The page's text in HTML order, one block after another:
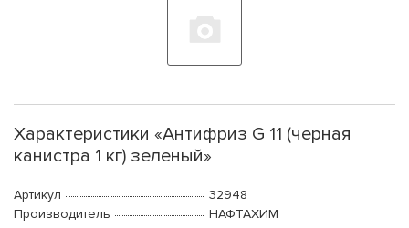
Характеристики «Антифриз G 11 (черная
канистра 1 кг) зеленый»
Артикул
32948
Производитель
НАФТАХИМ